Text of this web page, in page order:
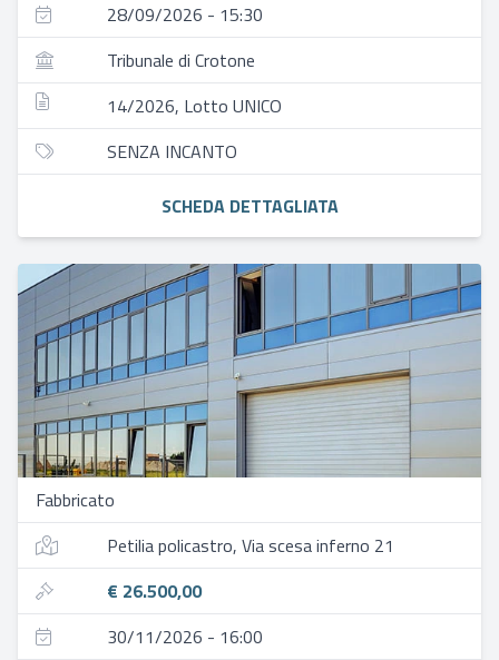
28/09/2026 - 15:30
Tribunale di Crotone
14/2026, Lotto UNICO
SENZA INCANTO
SCHEDA DETTAGLIATA
Fabbricato
Petilia policastro, Via scesa inferno 21
€ 26.500,00
30/11/2026 - 16:00